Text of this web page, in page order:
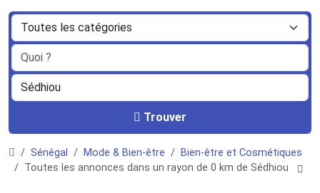
Trouver
Sénégal Mode & Bien-être
Bien-être et Cosmétiques
Toutes les annonces dans un rayon de 0 km de Sédhiou